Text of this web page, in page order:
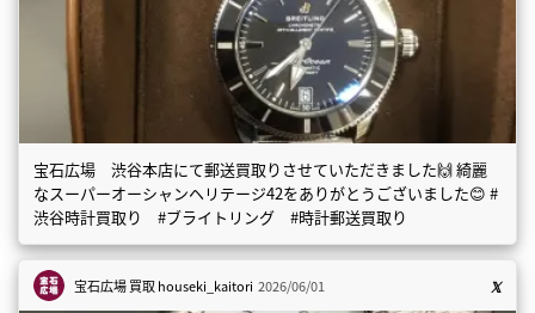
宝石広場 渋谷本店にて郵送買取りさせていただきました🙌 綺麗
なスーパーオーシャンヘリテージ42をありがとうございました😊 #
渋谷時計買取り #ブライトリング #時計郵送買取り
宝石広場 買取houseki_kaitori 2026/06/01